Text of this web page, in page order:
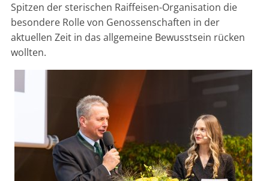
Spitzen der sterischen Raiffeisen-Organisation die
besondere Rolle von Genossenschaften in der
aktuellen Zeit in das allgemeine Bewusstsein rücken
wollten.